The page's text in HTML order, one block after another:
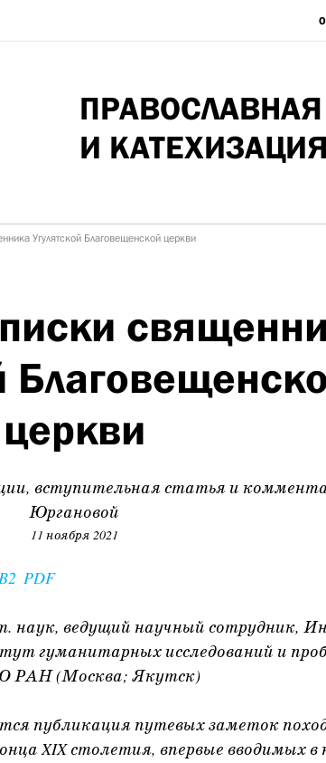
И КАТЕХИЗАЦИЯ
Угулятской Благовещенской церкви
церкви
вступительная статья и
Юргановой
11 ноября 2021
PDF
наук, ведущий научный сотрудник,
гуманитарных исследований и
РАН (Москва; Якутск)
публикация путевых заметок
XIX столетия, впервые вводимых в